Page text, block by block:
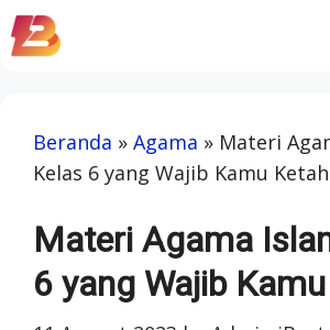
Skip
to
Beranda » Agama » Materi
Kelas 6 yang Wajib Kamu
Materi Agama
6 yang Wajib